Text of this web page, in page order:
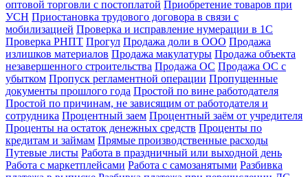
оптовой торговли с постоплатой Приобретение товаров при
УСН Приостановка трудового договора в связи с
мобилизацией Проверка и исправление нумерации в 1С
Проверка РНПТ Прогул Продажа доли в ООО Продажа
излишков материалов Продажа макулатуры Продажа объекта
незавершенного строительства Продажа ОС Продажа ОС с
убытком Пропуск регламентной операции Пропущенные
документы прошлого года Простой по вине работодателя
Простой по причинам, не зависящим от работодателя и
сотрудника Процентный заем Процентный заём от учредителя
Проценты на остаток денежных средств Проценты по
кредитам и займам Прямые производственные расходы
Путевые листы Работа в праздничный или выходной день
Работа с маркетплейсами Работа с самозанятыми Разбивка